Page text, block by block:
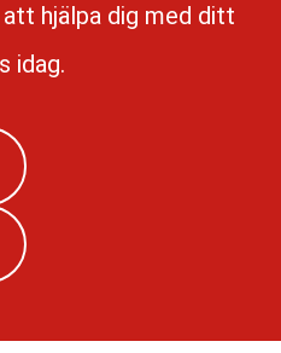
hjälpa dig med ditt
idag.